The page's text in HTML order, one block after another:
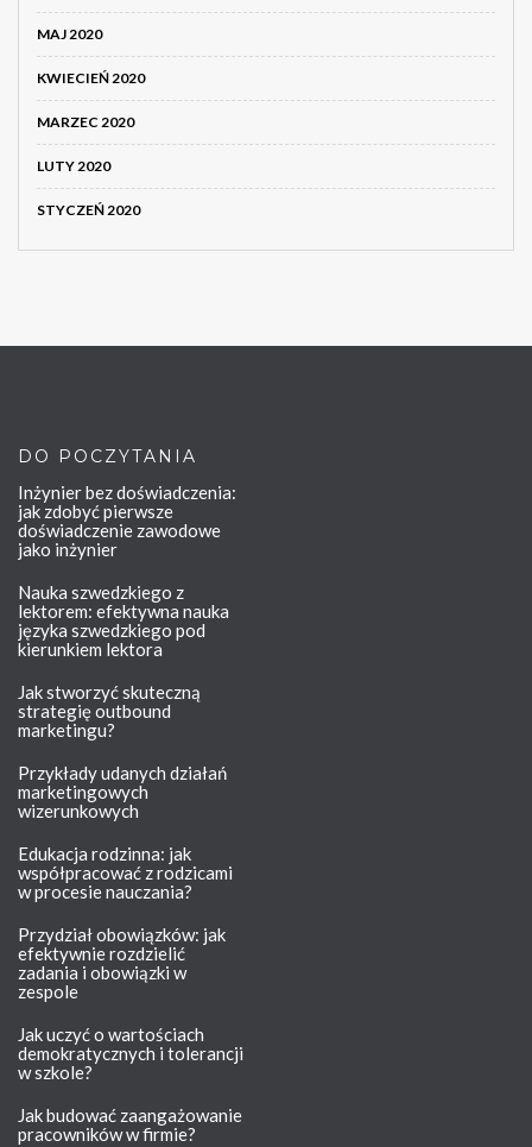
MAJ 2020
KWIECIEŃ 2020
MARZEC 2020
LUTY 2020
STYCZEŃ 2020
DO POCZYTANIA
Inżynier bez doświadczenia:
jak zdobyć pierwsze
doświadczenie zawodowe
jako inżynier
Nauka szwedzkiego z
lektorem: efektywna nauka
języka szwedzkiego pod
kierunkiem lektora
Jak stworzyć skuteczną
strategię outbound
marketingu?
Przykłady udanych działań
marketingowych
wizerunkowych
Edukacja rodzinna: jak
współpracować z rodzicami
w procesie nauczania?
Przydział obowiązków: jak
efektywnie rozdzielić
zadania i obowiązki w
zespole
Jak uczyć o wartościach
demokratycznych i tolerancji
w szkole?
Jak budować zaangażowanie
pracowników w firmie?